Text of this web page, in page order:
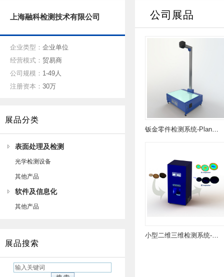
上海融科检测技术有限公司
企业类型： 企业单位
经营模式： 贸易商
公司规模： 1-49人
注册资本： 30万
展品分类
表面处理及检测
光学检测设备
其他产品
软件及信息化
其他产品
展品搜索
公司展品
钣金零件检测系统-Planar P70.20
小型二维三维检测系统-Accuity A150.06